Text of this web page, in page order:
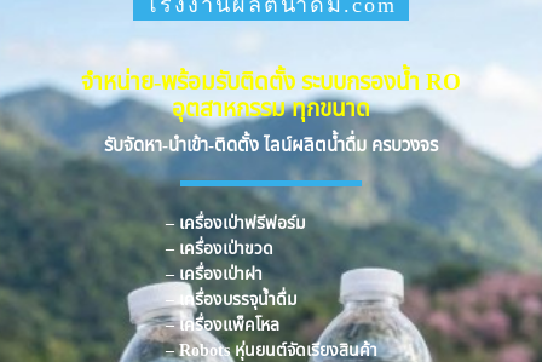
จำหน่าย-พร้อมรับติดตั้ง ระบบกรองน้ำ RO
อุตสาหกรรม ทุกขนาด
รับจัดหา-นำเข้า-ติดตั้ง ไลน์ผลิตน้ำดื่ม ครบวงจร
– เครื่องเป่าฟรีฟอร์ม
– เครื่องเป่าขวด
– เครื่องเป่าฝา
– เครื่องบรรจุน้ำดื่ม
– เครื่องแพ็คโหล
– Robots หุ่นยนต์จัดเรียงสินค้า